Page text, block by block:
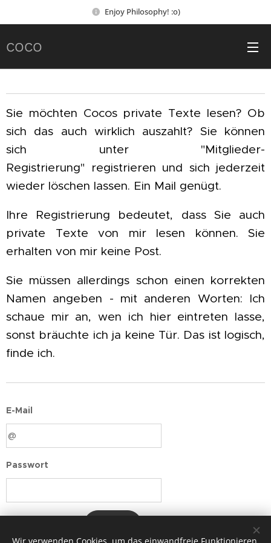
Enjoy Philosophy! :o)
COCO
Sie möchten Cocos private Texte lesen? Ob
sich das auch wirklich auszahlt? Sie können
sich unter "Mitglieder-
Registrierung" registrieren und sich jederzeit
wieder löschen lassen. Ein Mail genügt.
Ihre Registrierung bedeutet, dass Sie auch
private Texte von mir lesen können. Sie
erhalten von mir keine Post.
Sie müssen allerdings schon einen korrekten
Namen angeben - mit anderen Worten: Ich
schaue mir an, wen ich hier eintreten lasse,
sonst bräuchte ich ja keine Tür. Das ist logisch,
finde ich.
E-Mail
Passwort